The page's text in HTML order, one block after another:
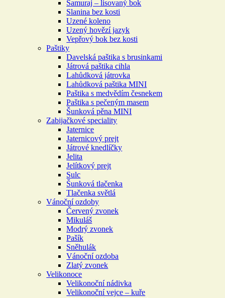
Samuraj – lisovaný bok
Slanina bez kosti
Uzené koleno
Uzený hovězí jazyk
Vepřový bok bez kosti
Paštiky
Davelská paštika s brusinkami
Játrová paštika cihla
Lahůdková játrovka
Lahůdková paštika MINI
Paštika s medvědím česnekem
Paštika s pečeným masem
Šunková pěna MINI
Zabijačkové speciality
Jaternice
Jaternicový prejt
Játrové knedlíčky
Jelita
Jelítkový prejt
Sulc
Šunková tlačenka
Tlačenka světlá
Vánoční ozdoby
Červený zvonek
Mikuláš
Modrý zvonek
Pašík
Sněhulák
Vánoční ozdoba
Zlatý zvonek
Velikonoce
Velikonoční nádivka
Velikonoční vejce – kuře